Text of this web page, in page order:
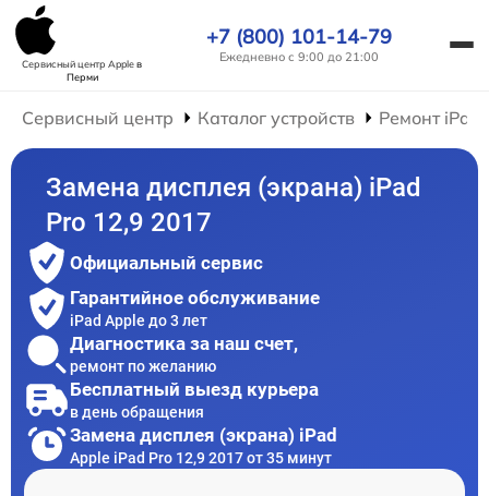
Сервисный центр Appleв
Перми
+7 (800) 101-14-79
Ежедневно с 9:00 до 21:00
Сервисный центр Каталог устройств Ремонт iPad
Замена дисплея (экрана) iPad
Pro 12,9 2017
Официальный сервис
Гарантийное обслуживание
iPad Apple до 3 лет
Диагностика за наш счет,
ремонт по желанию
Бесплатный выезд курьера
в день обращения
Замена дисплея (экрана) iPad
Apple iPad Pro 12,9 2017 от 35 минут